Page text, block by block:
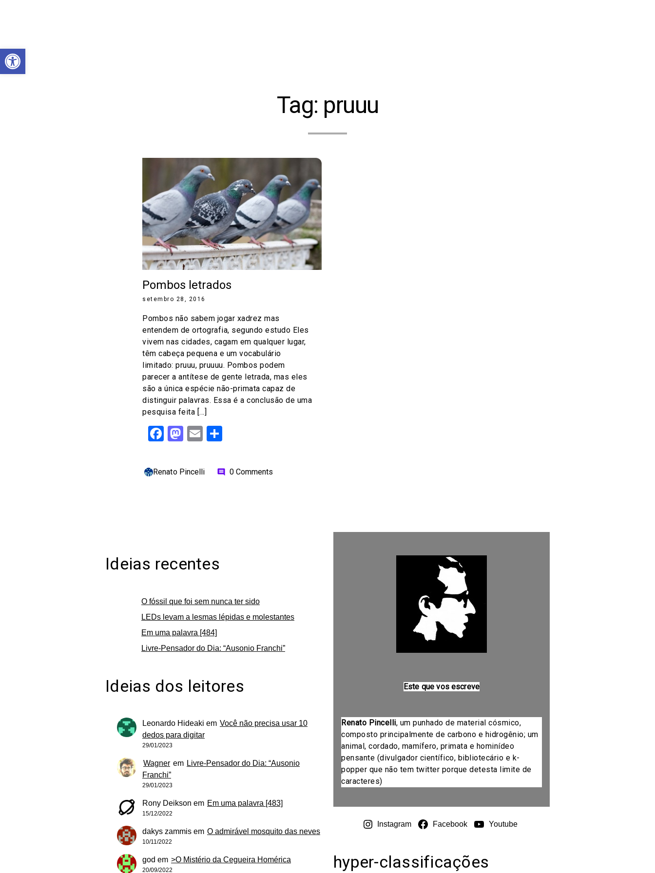
Abrir a barra de ferramentas
Tag: pruuu
Pombos letrados
setembro 28, 2016
Pombos não sabem jogar xadrez mas
entendem de ortografia, segundo estudo Eles
vivem nas cidades, cagam em qualquer lugar,
têm cabeça pequena e um vocabulário
limitado: pruuu, pruuuu. Pombos podem
parecer a antítese de gente letrada, mas eles
são a única espécie não-primata capaz de
distinguir palavras. Essa é a conclusão de uma
pesquisa feita […]
Facebook
Mastodon
Email
Renato Pincelli comment 0 Comments
Ideias recentes
O fóssil que foi sem nunca ter sido
LEDs levam a lesmas lépidas e molestantes
Em uma palavra [484]
Livre-Pensador do Dia: “Ausonio Franchi”
Ideias dos leitores
Leonardo Hideaki em Você não precisa usar 10
dedos para digitar
29/01/2023
Wagner em Livre-Pensador do Dia: “Ausonio
Franchi”
29/01/2023
Rony Deikson em Em uma palavra [483]
15/12/2022
dakys zammis em O admirável mosquito das neves
10/11/2022
god em >O Mistério da Cegueira Homérica
20/09/2022
Este que vos escreve
Renato Pincelli, um punhado de material cósmico,
composto principalmente de carbono e hidrogênio; um
animal, cordado, mamífero, primata e hominídeo
pensante (divulgador científico, bibliotecário e k-
popper que não tem twitter porque detesta limite de
caracteres)
Instagram Facebook Youtube
hyper-classificações